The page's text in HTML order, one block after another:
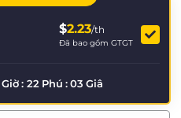
$2.23/th
Đã bao gồm GTGT
Giờ : 22 Phú : 03 Giâ